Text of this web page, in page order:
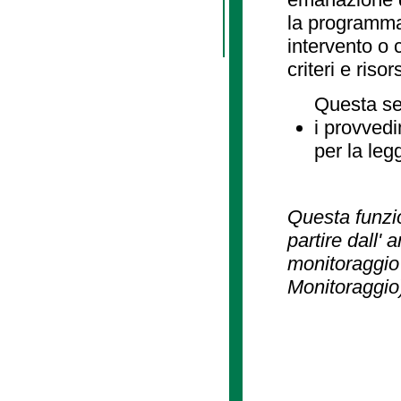
la
intervento o
criteri e
Questa
i
per la
Questa
partire dall'